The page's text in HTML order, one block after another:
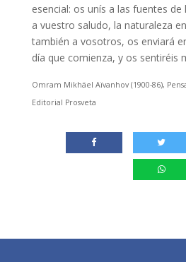
esencial: os unís a las fuentes de
a vuestro saludo, la naturaleza
también a vosotros, os enviará
día que comienza, y os sentiréis
Omram Mikhäel Aïvanhov (1900-86),
Editorial Prosveta